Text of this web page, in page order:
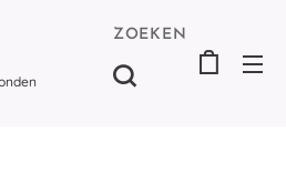
ZOEKEN